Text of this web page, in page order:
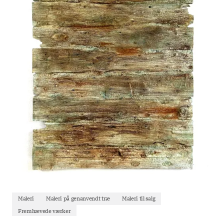
Maleri Maleri på genanvendt træ
Maleri til salg
Fremhævede værker